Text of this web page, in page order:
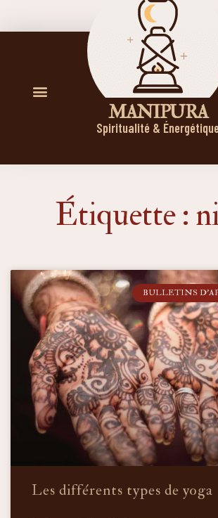
M A N I P U R A
Spiritualité & Énergétique
Étiquette :
BULLETINS
Les différents types de yoga